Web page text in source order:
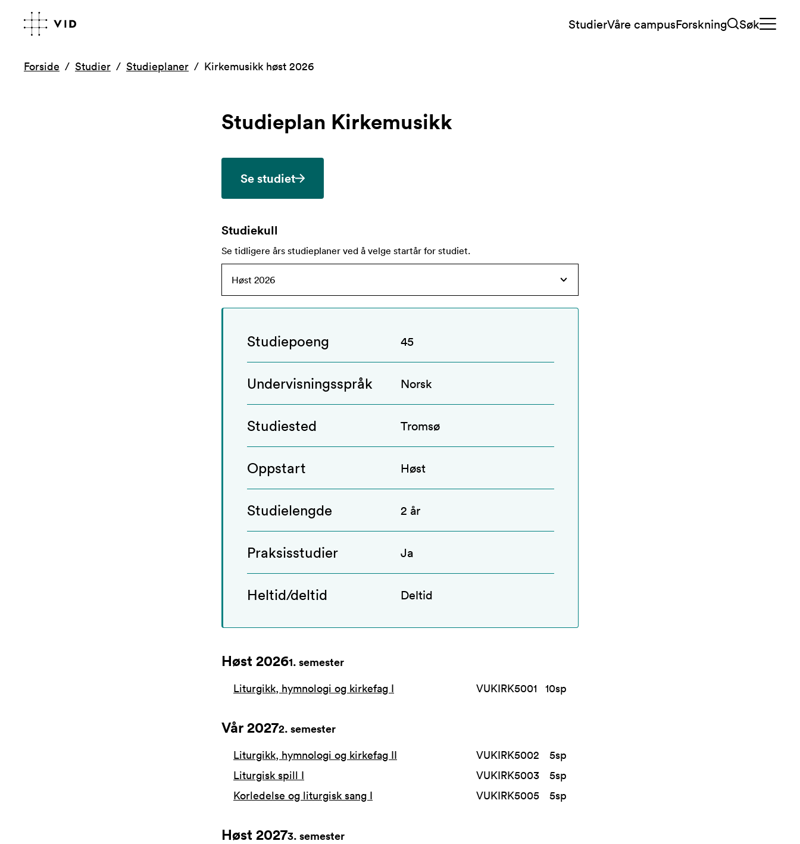
StudierVåre campusForskning Søk
Forside Studier Studieplaner Kirkemusikk høst 2026
Studieplan Kirkemusikk
Se studiet
Studiekull
Se tidligere års studieplaner ved å velge startår for studiet.
Studiepoeng 45
Undervisningsspråk Norsk
Studiested Tromsø
Oppstart Høst
Studielengde 2 år
Praksisstudier Ja
Heltid/deltid Deltid
Høst 20261. semester
Liturgikk, hymnologi og kirkefag I
VUKIRK5001 10sp
Vår 20272. semester
Liturgikk, hymnologi og kirkefag II
VUKIRK5002 5sp
Liturgisk spill I
VUKIRK5003 5sp
Korledelse og liturgisk sang I
VUKIRK5005 5sp
Høst 20273. semester